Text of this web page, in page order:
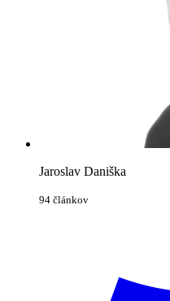
Jaroslav Daniška
94 článkov